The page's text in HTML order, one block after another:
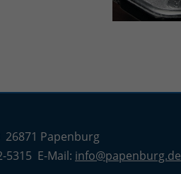
Papenburg
5315 E-Mail: info@papenburg.de